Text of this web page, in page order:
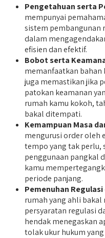
Pengetahuan serta
mempunyai
sistem pembangunan
dalam
efisien dan efektif.
Bobot serta
memanfaatkan
juga memastikan jika
patokan keamanan
rumah kamu kokoh,
bakal ditempati.
Kemampuan Masa
mengurusi order oleh
tempo yang tak
penggunaan pangkal
kamu
periode panjang.
Pemenuhan
rumah yang ahli
persyaratan regulasi
hendak menegaskan
tolak ukur hukum